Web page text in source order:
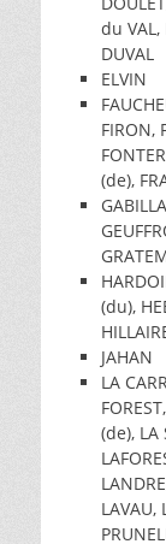
du VAL,
DUVAL
ELVIN
FIRON,
(de),
(du),
JAHAN
LA
(de), LA
LAVAU,